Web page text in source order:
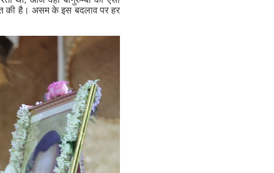
की है। असम के इस बदलाव पर हर